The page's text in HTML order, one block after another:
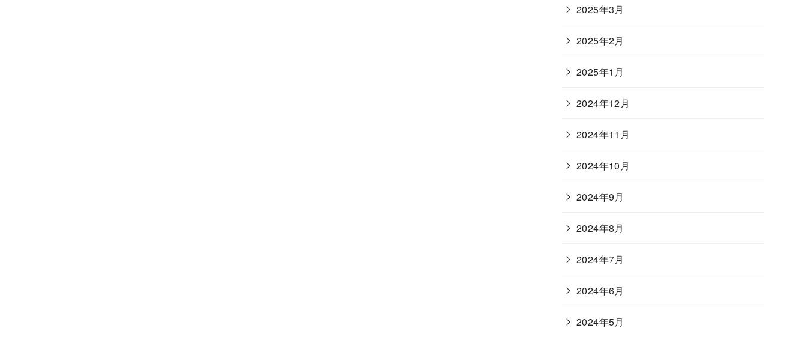
2025年3月
2025年2月
2025年1月
2024年12月
2024年11月
2024年10月
2024年9月
2024年8月
2024年7月
2024年6月
2024年5月